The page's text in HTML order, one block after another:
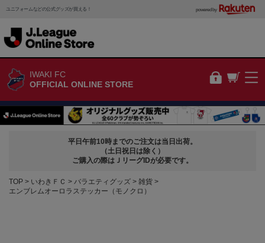
ユニフォームなどの公式グッズが買える！ powered by
IWAKI FC
OFFICIAL ONLINE STORE
平日午前10時までのご注文は当日出荷。
（土日祝日は除く）
ご購入の際はＪリーグIDが必要です。
TOP いわきＦＣ バラエティグッズ
雑貨
エンブレムオーロラステッカー（モノクロ）